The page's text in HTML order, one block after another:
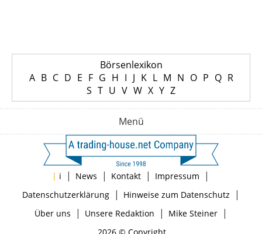
Börsenlexikon
A B C D E F G H I J K L M N O P Q R
S T U V W X Y Z
Menü
| i | News | Kontakt | Impressum |
Datenschutzerklärung| Hinweise zum Datenschutz |
Über uns | Unsere Redaktion | Mike Steiner|